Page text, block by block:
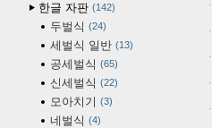
한글 자판 142
두벌식 24
세벌식 일반 13
공세벌식 65
신세벌식 22
모아치기 3
네벌식 4